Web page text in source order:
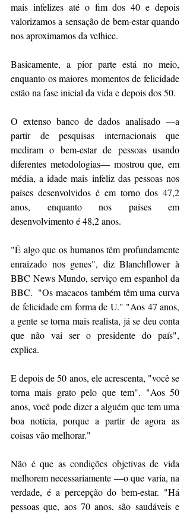
mais infelizes até o fim dos 40 e depois
valorizamos a sensação de bem-estar quando
nos aproximamos da velhice.
Basicamente, a pior parte está no meio,
enquanto os maiores momentos de felicidade
estão na fase inicial da vida e depois dos 50.
O extenso banco de dados analisado —a
partir de pesquisas internacionais que
mediram o bem-estar de pessoas usando
diferentes metodologias— mostrou que, em
média, a idade mais infeliz das pessoas nos
países desenvolvidos é em torno dos 47,2
anos, enquanto nos países em
desenvolvimento é 48,2 anos.
"É algo que os humanos têm profundamente
enraizado nos genes", diz Blanchflower à
BBC News Mundo, serviço em espanhol da
BBC.  "Os macacos também têm uma curva
de felicidade em forma de U." "Aos 47 anos,
a gente se torna mais realista, já se deu conta
que não vai ser o presidente do país",
explica.
E depois de 50 anos, ele acrescenta, "você se
torna mais grato pelo que tem". "Aos 50
anos, você pode dizer a alguém que tem uma
boa notícia, porque a partir de agora as
coisas vão melhorar."
Não é que as condições objetivas de vida
melhorem necessariamente —o que varia, na
verdade, é a percepção do bem-estar. "Há
pessoas que, aos 70 anos, são saudáveis ​​e